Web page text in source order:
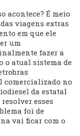
acontece? É meio
viagens extras
em que ele
um
fazer a
o atual sistema de
comercializado no
da estatal
esses
foi de
vai ficar com o